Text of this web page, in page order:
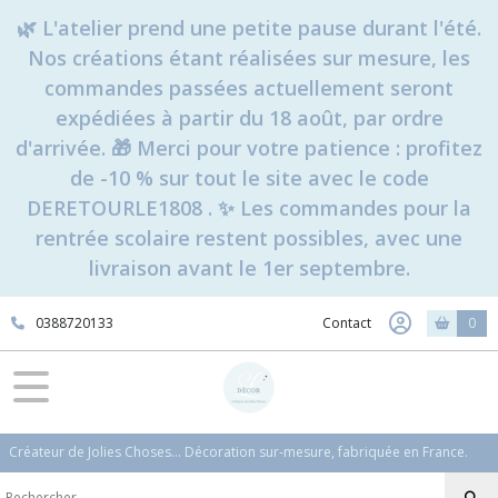
🌿 L'atelier prend une petite pause durant l'été.
Nos créations étant réalisées sur mesure, les
commandes passées actuellement seront
expédiées à partir du 18 août, par ordre
d'arrivée. 🎁 Merci pour votre patience : profitez
de -10 % sur tout le site avec le code
DERETOURLE1808 . ✨ Les commandes pour la
rentrée scolaire restent possibles, avec une
livraison avant le 1er septembre.
0388720133 Contact 0
Créateur de Jolies Choses... Décoration sur-mesure, fabriquée en France.